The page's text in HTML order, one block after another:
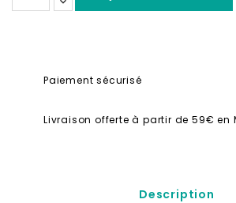
Paiement sécurisé
Livraison offerte à partir de 59€ en
Description